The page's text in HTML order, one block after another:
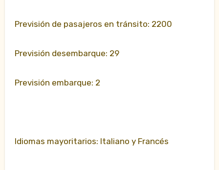
Previsión de pasajeros en tránsito: 2200
Previsión desembarque: 29
Previsión embarque: 2
Idiomas mayoritarios: Italiano y Francés